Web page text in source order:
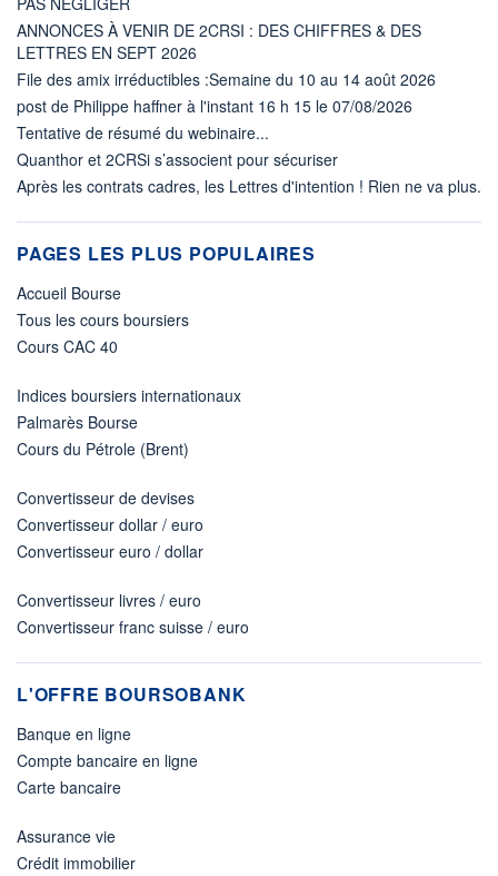
ANNONCES À VENIR DE 2CRSI : DES CHIFFRES & DES
LETTRES EN SEPT 2026
File des amix irréductibles :Semaine du 10 au 14 août 2026
post de Philippe haffner à l'instant 16 h 15 le 07/08/2026
Tentative de résumé du webinaire...
Quanthor et 2CRSi s’associent pour sécuriser
Après les contrats cadres, les Lettres d'intention ! Rien ne va plus.
PAGES LES PLUS POPULAIRES
Accueil Bourse
Tous les cours boursiers
Cours CAC 40
Indices boursiers internationaux
Palmarès Bourse
Cours du Pétrole (Brent)
Convertisseur de devises
Convertisseur dollar / euro
Convertisseur euro / dollar
Convertisseur livres / euro
Convertisseur franc suisse / euro
L'OFFRE BOURSOBANK
Banque en ligne
Compte bancaire en ligne
Carte bancaire
Assurance vie
Crédit immobilier